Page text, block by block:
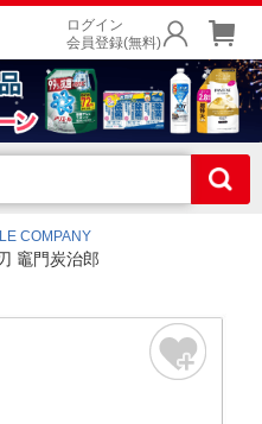
ログイン
会員登録(無料)
COMPANY
竈門炭治郎